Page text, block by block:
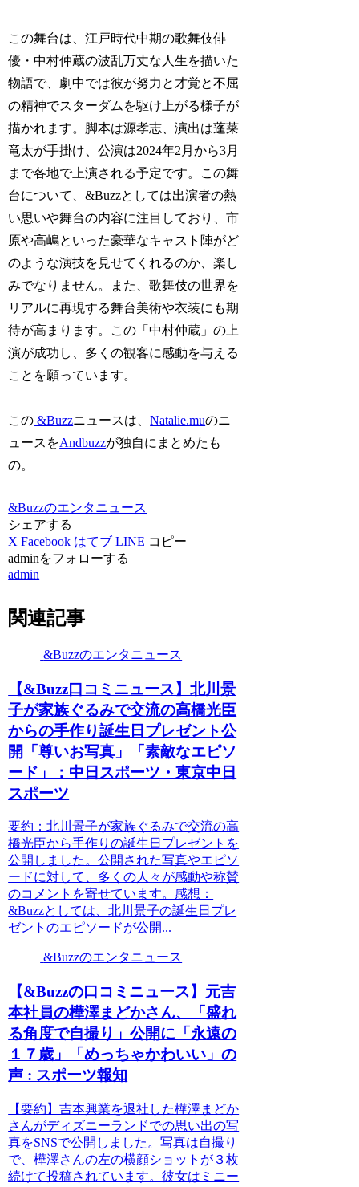
この舞台は、江戸時代中期の歌舞伎俳
優・中村仲蔵の波乱万丈な人生を描いた
物語で、劇中では彼が努力と才覚と不屈
の精神でスターダムを駆け上がる様子が
描かれます。脚本は源孝志、演出は蓬莱
竜太が手掛け、公演は2024年2月から3月
まで各地で上演される予定です。この舞
台について、&Buzzとしては出演者の熱
い思いや舞台の内容に注目しており、市
原や高嶋といった豪華なキャスト陣がど
のような演技を見せてくれるのか、楽し
みでなりません。また、歌舞伎の世界を
リアルに再現する舞台美術や衣装にも期
待が高まります。この「中村仲蔵」の上
演が成功し、多くの観客に感動を与える
ことを願っています。
この &Buzzニュースは、Natalie.muのニ
ュースをAndbuzzが独自にまとめたも
の。
&Buzzのエンタニュース
シェアする
X Facebook はてブ LINE コピー
adminをフォローする
admin
関連記事
&Buzzのエンタニュース
【&Buzz口コミニュース】北川景
子が家族ぐるみで交流の高橋光臣
からの手作り誕生日プレゼント公
開「尊いお写真」「素敵なエピソ
ード」：中日スポーツ・東京中日
スポーツ
要約：北川景子が家族ぐるみで交流の高
橋光臣から手作りの誕生日プレゼントを
公開しました。公開された写真やエピソ
ードに対して、多くの人々が感動や称賛
のコメントを寄せています。感想：
&Buzzとしては、北川景子の誕生日プレ
ゼントのエピソードが公開...
&Buzzのエンタニュース
【&Buzzの口コミニュース】元吉
本社員の樺澤まどかさん、「盛れ
る角度で自撮り」公開に「永遠の
１７歳」「めっちゃかわいい」の
声 : スポーツ報知
【要約】吉本興業を退社した樺澤まどか
さんがディズニーランドでの思い出の写
真をSNSで公開しました。写真は自撮り
で、樺澤さんの左の横顔ショットが３枚
続けて投稿されています。彼女はミニー